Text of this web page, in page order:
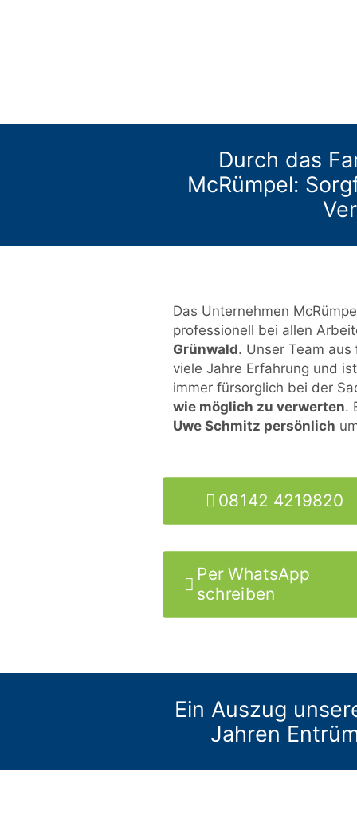
Durch das
McRümpel:
Das Unternehmen
professionell bei allen
Grünwald. Unser Team aus
viele Jahre Erfahrung und
immer fürsorglich bei der
wie möglich zu verwerten.
Uwe Schmitz persönlich
08142 4219820
Per WhatsApp
schreiben
Ein Auszug
Jahren